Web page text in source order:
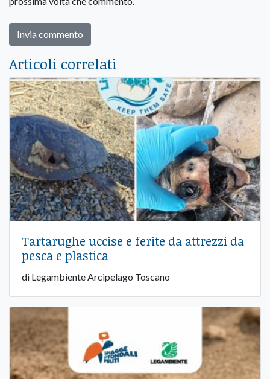
Articoli correlati
Tartarughe uccise e ferite da attrezzi da
pesca e plastica
di Legambiente Arcipelago Toscano